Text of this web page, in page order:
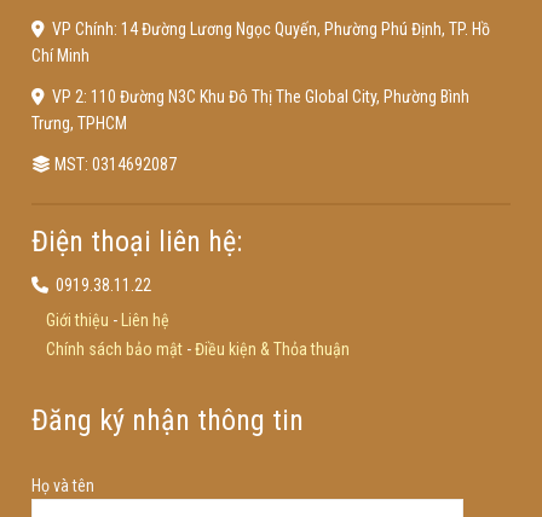
VP Chính: 14 Đường Lương Ngọc Quyến, Phường Phú Định, TP. Hồ
Chí Minh
VP 2: 110 Đường N3C Khu Đô Thị The Global City, Phường Bình
Trưng, TPHCM
MST: 0314692087
Điện thoại liên hệ:
0919.38.11.22
Giới thiệu - Liên hệ
Chính sách bảo mật-Điều kiện & Thỏa thuận
Đăng ký nhận thông tin
Họ và tên